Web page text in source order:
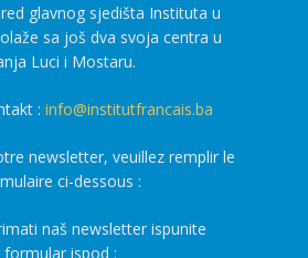
glavnog sjedišta Instituta u
sa još dva svoja centra u
Luci i Mostaru.
: info@institutfrancais.ba
newsletter, veuillez remplir le
ci-dessous :
naš newsletter ispunite
formular ispod :